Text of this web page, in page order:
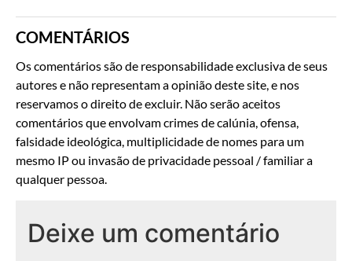
COMENTÁRIOS
Os comentários são de responsabilidade exclusiva de seus
autores e não representam a opinião deste site, e nos
reservamos o direito de excluir. Não serão aceitos
comentários que envolvam crimes de calúnia, ofensa,
falsidade ideológica, multiplicidade de nomes para um
mesmo IP ou invasão de privacidade pessoal / familiar a
qualquer pessoa.
Deixe um comentário